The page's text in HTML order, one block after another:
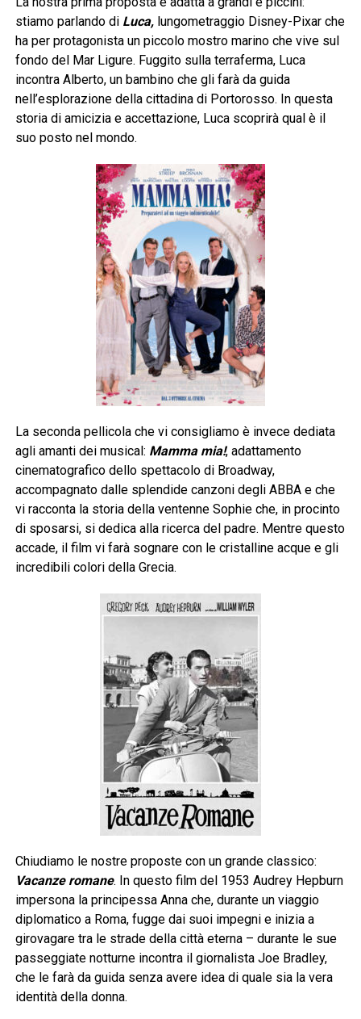
stiamo parlando di Luca,lungometraggio Disney-Pixar che
ha per protagonista un piccolo mostro marino che vive sul
fondo del Mar Ligure. Fuggito sulla terraferma, Luca
incontra Alberto, un bambino che gli farà da guida
nell’esplorazione della cittadina di Portorosso. In questa
storia di amicizia e accettazione, Luca scoprirà qual è il
suo posto nel mondo.
La seconda pellicola che vi consigliamo è invece dediata
agli amanti dei musical: Mamma mia!, adattamento
cinematografico dello spettacolo di Broadway,
accompagnato dalle splendide canzoni degli ABBA e che
vi racconta la storia della ventenne Sophie che, in procinto
di sposarsi, si dedica alla ricerca del padre. Mentre questo
accade, il film vi farà sognare con le cristalline acque e gli
incredibili colori della Grecia.
Chiudiamo le nostre proposte con un grande classico:
Vacanze romane. In questo film del 1953 Audrey Hepburn
impersona la principessa Anna che, durante un viaggio
diplomatico a Roma, fugge dai suoi impegni e inizia a
girovagare tra le strade della città eterna – durante le sue
passeggiate notturne incontra il giornalista Joe Bradley,
che le farà da guida senza avere idea di quale sia la vera
identità della donna.